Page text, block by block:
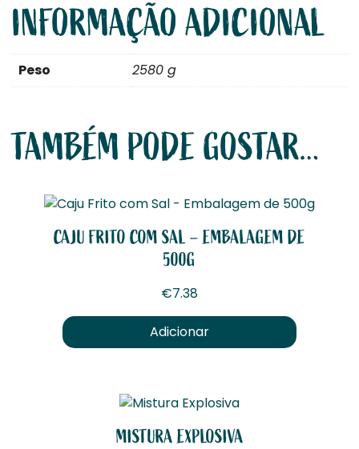
INFORMAÇÃO ADICIONAL
Peso 2580 g
TAMBÉM PODE GOSTAR…
CAJU FRITO COM SAL – EMBALAGEM DE
500G
€7.38
Adicionar
MISTURA EXPLOSIVA